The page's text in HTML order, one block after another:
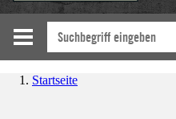
Startseite